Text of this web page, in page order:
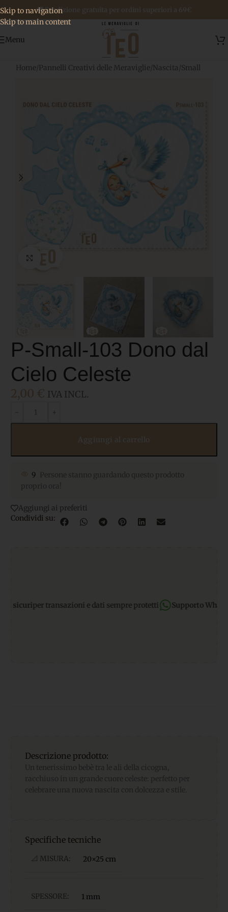
Skip to navigation
Skip to main content
🚚 Spedizione gratuita per ordini superiori a 69€
Menu
Home/Pannelli Creativi delle Meraviglie/Nascita /Small
P-Small-103 Dono dal
Cielo Celeste
IVA INCL.
9
Aggiungi ai preferiti
Condividi su:
per transazioni e dati sempre protetti Supporto WhatsApp:
Descrizione prodotto:
Specifiche tecniche
📐 MISURA: 20×25 cm
SPESSORE: 1 mm